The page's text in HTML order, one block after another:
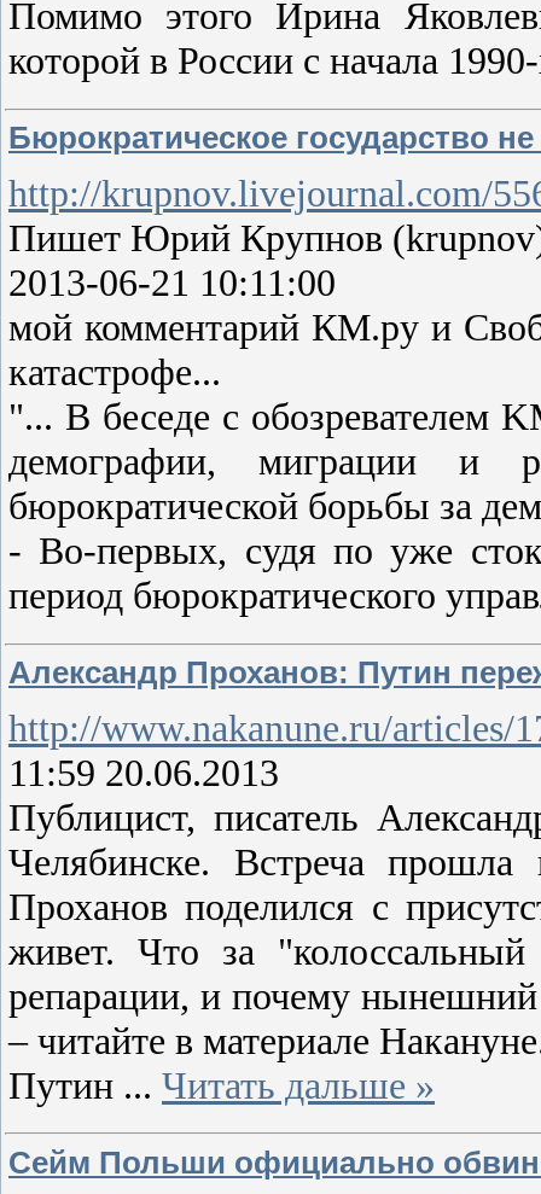
Помимо этого Ирина
которой в России с начала
Бюрократическое государство
http://krupnov.livejournal.com/
Пишет Юрий Крупнов
2013-06-21 10:11:00
мой комментарий КМ.ру и
катастрофе...
"... В беседе с обозревателем
демографии, миграции и
бюрократической борьбы за
- Во-первых, судя по уже
период бюрократического
Александр Проханов: Путин
http://www.nakanune.ru/articles/
11:59 20.06.2013
Публицист, писатель
Челябинске. Встреча
Проханов поделился с
живет. Что за
репарации, и почему нынешний
– читайте в материале
Путин ... Читать дальше »
Сейм Польши официально